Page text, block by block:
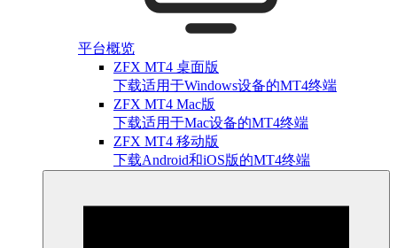
平台概览
ZFX MT4 桌面版
下载适用于Windows设备的MT4终端
ZFX MT4 Mac版
下载适用于Mac设备的MT4终端
ZFX MT4 移动版
下载Android和iOS版的MT4终端